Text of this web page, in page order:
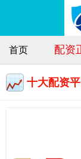
首页 配资
十大配资